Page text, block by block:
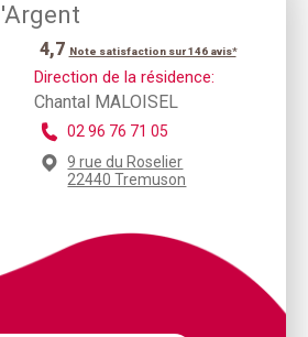
4,7 Note satisfaction sur 146 avis*
Direction de la résidence:
Chantal MALOISEL
02 96 76 71 05
9 rue du Roselier
22440 Tremuson